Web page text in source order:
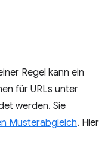
Regel kann ein
für URLs unter
werden. Sie
Musterabgleich. Hier